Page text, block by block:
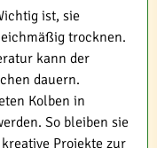
ist, sie
trocknen.
kann der
dauern.
Kolben in
So bleiben sie
Projekte zur